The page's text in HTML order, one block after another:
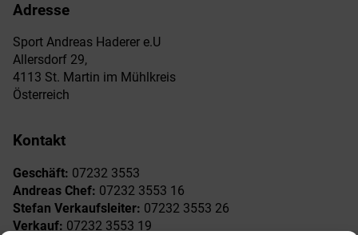
Adresse
Sport Andreas Haderer e.U
Allersdorf 29,
4113 St. Martin im Mühlkreis
Österreich
Kontakt
Geschäft: 07232 3553
Andreas Chef: 07232 3553 16
Stefan Verkaufsleiter: 07232 3553 26
Verkauf: 07232 3553 19